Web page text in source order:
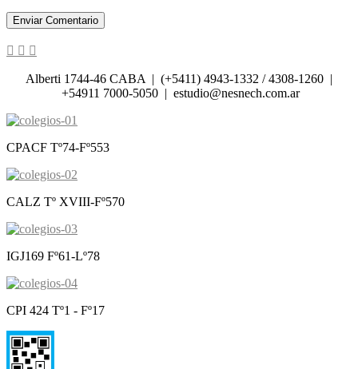
Alberti 1744-46 CABA | (+5411) 4943-1332 / 4308-1260 |
+54911 7000-5050 | estudio@nesnech.com.ar
CPACF Tº74-Fº553
CALZ Tº XVIII-Fº570
IGJ169 Fº61-Lº78
CPI 424 Tº1 - Fº17